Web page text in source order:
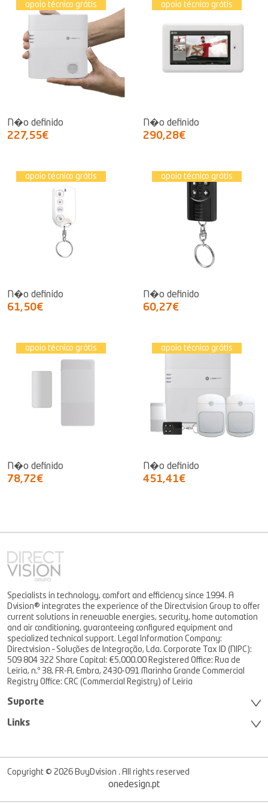
apoio técnico grátis
N�o definido
227,55€
apoio técnico grátis
N�o definido
290,28€
apoio técnico grátis
N�o definido
61,50€
apoio técnico grátis
N�o definido
60,27€
apoio técnico grátis
N�o definido
78,72€
apoio técnico grátis
N�o definido
451,41€
Specialists in technology, comfort and efficiency since 1994. A
Dvision® integrates the experience of the Directvision Group to offer
current solutions in renewable energies, security, home automation
and air conditioning, guaranteeing configured equipment and
specialized technical support. Legal Information Company:
Directvision – Soluções de Integração, Lda. Corporate Tax ID (NIPC):
509 804 322 Share Capital: €5,000.00 Registered Office: Rua de
Leiria, n.º 38, FR-A, Embra, 2430-091 Marinha Grande Commercial
Registry Office: CRC (Commercial Registry) of Leiria
Suporte
Links
Copyright © 2026 BuyDvision . All rights reserved
onedesign.pt